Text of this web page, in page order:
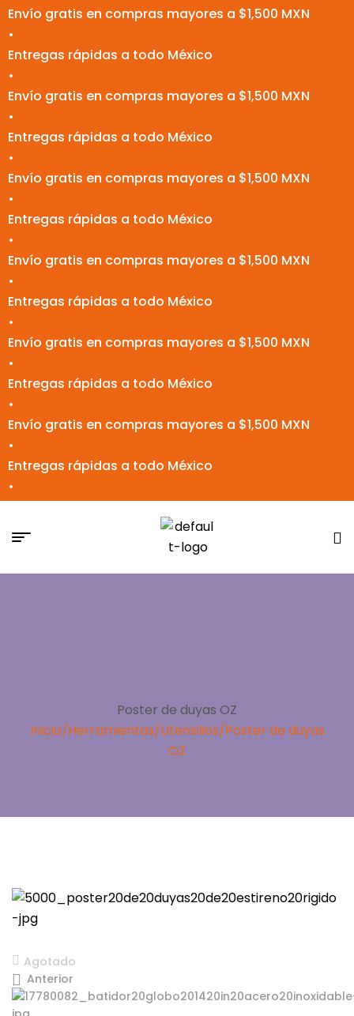
Envío gratis en compras mayores a $1,500 MXN
•
Entregas rápidas a todo México
•
Envío gratis en compras mayores a $1,500 MXN
•
Entregas rápidas a todo México
•
Envío gratis en compras mayores a $1,500 MXN
•
Entregas rápidas a todo México
•
Envío gratis en compras mayores a $1,500 MXN
•
Entregas rápidas a todo México
•
Envío gratis en compras mayores a $1,500 MXN
•
Entregas rápidas a todo México
•
Envío gratis en compras mayores a $1,500 MXN
•
Entregas rápidas a todo México
•
Poster de duyas OZ
Inicio/Herramientas/Utensilios/Poster de duyas
OZ
Agotado
Anterior